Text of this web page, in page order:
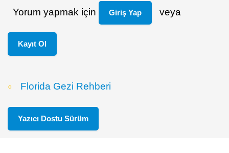
Yorum yapmak için Giriş Yap veya
Kayıt Ol
Florida Gezi Rehberi
Yazıcı Dostu Sürüm